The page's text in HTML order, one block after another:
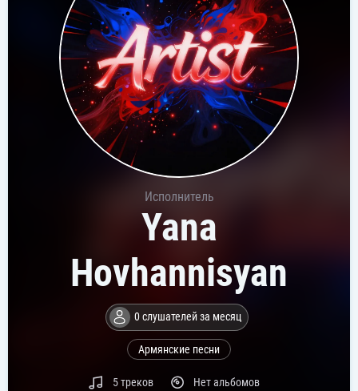
Исполнитель
Yana
Hovhannisyan
0 слушателей за месяц
Армянские песни
5 треков Нет альбомов